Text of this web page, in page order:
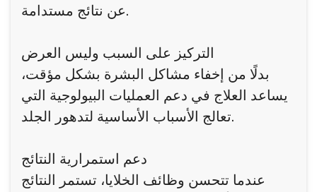
عن نتائج مستدامة.
التركيز على السبب وليس العرض
بدلًا من إخفاء مشاكل البشرة بشكل مؤقت،
يساعد العلاج في دعم العمليات البيولوجية التي
تعالج الأسباب الأساسية لتدهور الجلد.
دعم استمرارية النتائج
عندما تتحسن وظائف الخلايا، تستمر النتائج